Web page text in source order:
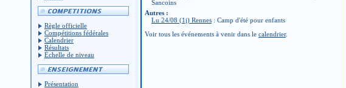
Règle officielle
Compétitions fédérales
Calendrier
Résultats
Échelle de niveau
Présentation
Sancoins
Autres :
Lu 24/08 (1j) Rennes : Camp d'été pour enfants
Voir tous les événements à venir dans le calendrier.